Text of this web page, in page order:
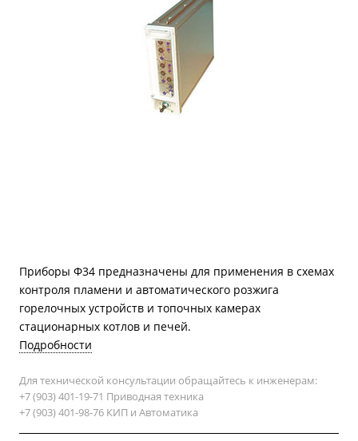
Приборы Ф34 предназначены для применения в схемах
контроля пламени и автоматического розжига
горелочных устройств и топочных камерах
стационарных котлов и печей.
Подробности
Для технической консультации обращайтесь к инженерам:
+7 (903) 401-19-71 Приводная техника
+7 (903) 401-98-76 КИП и Автоматика